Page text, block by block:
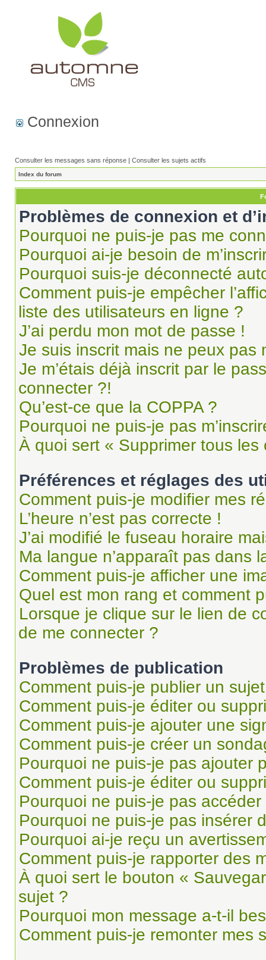
Connexion
Consulter les messages sans réponse | Consulter les sujets actifs
Index du forum
Problèmes de connexion et
Pourquoi ne puis-je pas me
Pourquoi ai-je besoin de
Pourquoi suis-je déconnecté
Comment puis-je empêcher
liste des utilisateurs en ligne ?
J’ai perdu mon mot de passe !
Je suis inscrit mais ne peux pas
Je m’étais déjà inscrit par le
connecter ?!
Qu’est-ce que la COPPA ?
Pourquoi ne puis-je pas
À quoi sert « Supprimer tous
Préférences et réglages des
Comment puis-je modifier mes
L’heure n’est pas correcte !
J’ai modifié le fuseau horaire
Ma langue n’apparaît pas dans
Comment puis-je afficher une
Quel est mon rang et comment
Lorsque je clique sur le lien de
de me connecter ?
Problèmes de publication
Comment puis-je publier un
Comment puis-je éditer ou
Comment puis-je ajouter une
Comment puis-je créer un
Pourquoi ne puis-je pas ajouter
Comment puis-je éditer ou
Pourquoi ne puis-je pas
Pourquoi ne puis-je pas insérer
Pourquoi ai-je reçu un
Comment puis-je rapporter des
À quoi sert le bouton «
sujet ?
Pourquoi mon message a-t-il
Comment puis-je remonter mes